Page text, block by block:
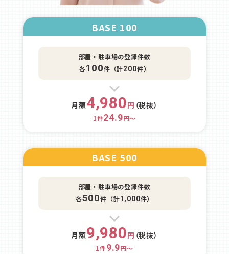
BASE 100
部屋・駐車場の登録件数
各100件（計200件）
月額4,980円 （税抜）
1件24.9円～
BASE 500
部屋・駐車場の登録件数
各500件（計1,000件）
月額9,980円 （税抜）
1件9.9円～